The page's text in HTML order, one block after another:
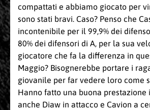
compattati e abbiamo giocato per
sono stati bravi. Caso? Penso che
incontenibile per il 99,9% dei
80% dei difensori di A, per la sua
giocatore che fa la differenza in
Maggio? Bisognerebbe portare i
giovanile per far vedere loro come
Hanno fatto una buona prestazione
anche Diaw in attacco e Cavion a